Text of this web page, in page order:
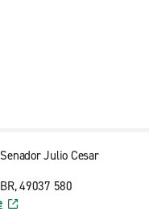
Julio Cesar
49037 580